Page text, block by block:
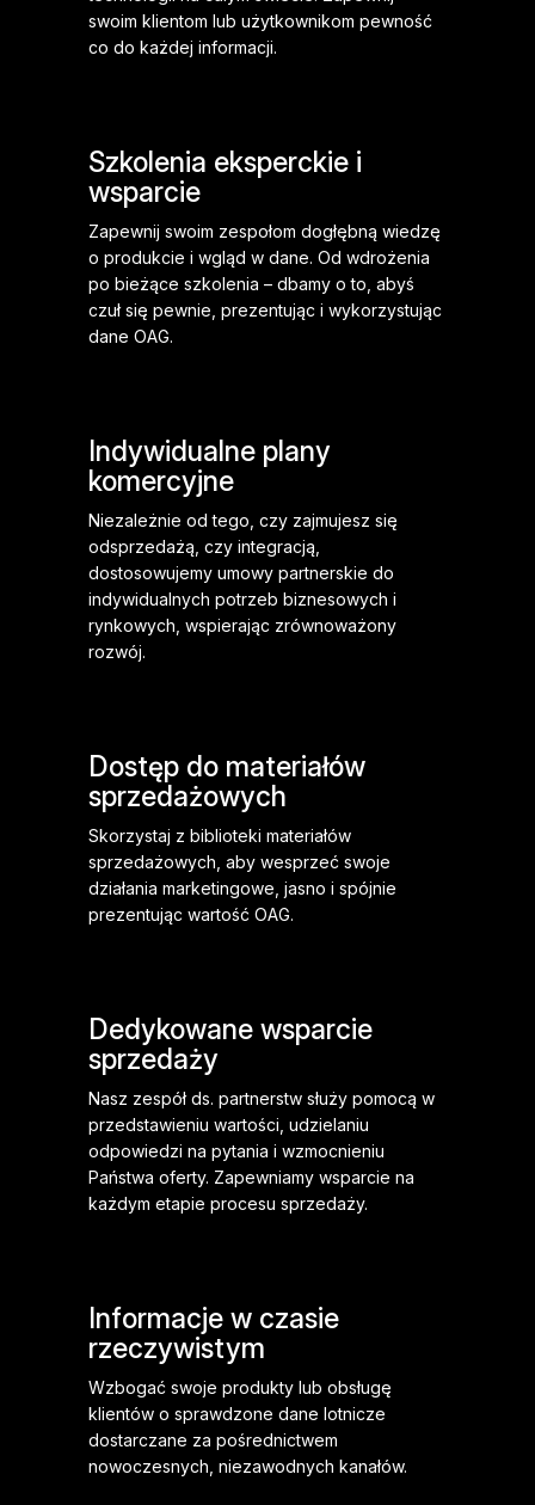
swoim klientom lub użytkownikom pewność
co do każdej informacji.
Szkolenia eksperckie i
wsparcie
Zapewnij swoim zespołom dogłębną wiedzę
o produkcie i wgląd w dane. Od wdrożenia
po bieżące szkolenia – dbamy o to, abyś
czuł się pewnie, prezentując i wykorzystując
dane OAG.
Indywidualne plany
komercyjne
Niezależnie od tego, czy zajmujesz się
odsprzedażą, czy integracją,
dostosowujemy umowy partnerskie do
indywidualnych potrzeb biznesowych i
rynkowych, wspierając zrównoważony
rozwój.
Dostęp do materiałów
sprzedażowych
Skorzystaj z biblioteki materiałów
sprzedażowych, aby wesprzeć swoje
działania marketingowe, jasno i spójnie
prezentując wartość OAG.
Dedykowane wsparcie
sprzedaży
Nasz zespół ds. partnerstw służy pomocą w
przedstawieniu wartości, udzielaniu
odpowiedzi na pytania i wzmocnieniu
Państwa oferty. Zapewniamy wsparcie na
każdym etapie procesu sprzedaży.
Informacje w czasie
rzeczywistym
Wzbogać swoje produkty lub obsługę
klientów o sprawdzone dane lotnicze
dostarczane za pośrednictwem
nowoczesnych, niezawodnych kanałów.